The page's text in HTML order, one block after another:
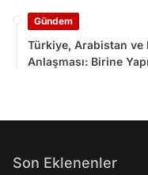
Gündem
Türkiye, Arabistan ve
Anlaşması: Birine
Son Eklenenler